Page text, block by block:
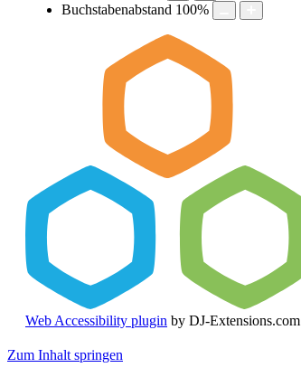
Buchstabenabstand 100%
Web Accessibility plugin by DJ-Extensions.com
Zum Inhalt springen